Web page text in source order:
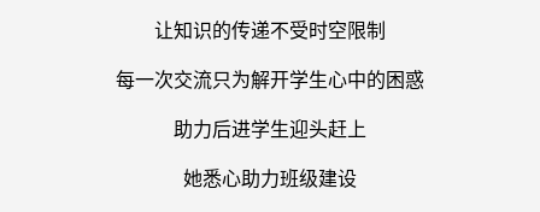
让知识的传递不受时空限制
每一次交流只为解开学生心中的困惑
助力后进学生迎头赶上
她悉心助力班级建设